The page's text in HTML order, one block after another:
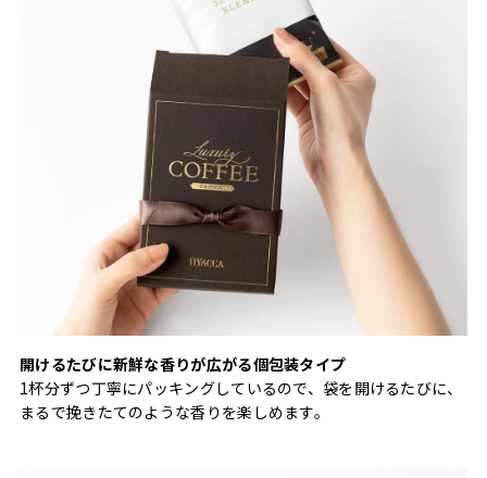
開けるたびに新鮮な香りが広がる個包装タイプ
1杯分ずつ丁寧にパッキングしているので、袋を開けるたびに、
まるで挽きたてのような香りを楽しめます。